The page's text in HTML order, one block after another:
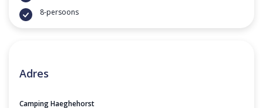
8-persoons
Adres
Camping Haeghehorst